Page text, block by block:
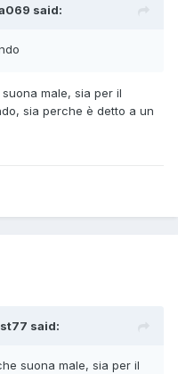
said:
male, sia per il
sia perche è detto a un
said:
suona male, sia per il